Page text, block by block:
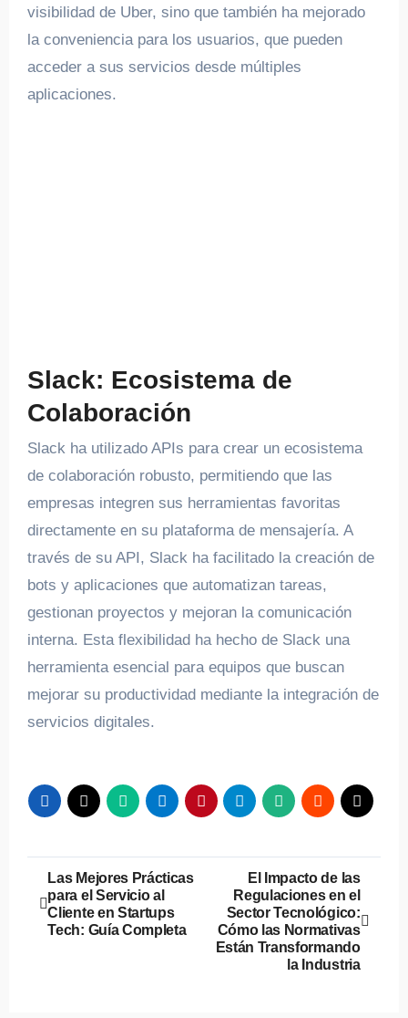
visibilidad de Uber, sino que también ha mejorado
la conveniencia para los usuarios, que pueden
acceder a sus servicios desde múltiples
aplicaciones.
Slack: Ecosistema de
Colaboración
Slack ha utilizado APIs para crear un ecosistema
de colaboración robusto, permitiendo que las
empresas integren sus herramientas favoritas
directamente en su plataforma de mensajería. A
través de su API, Slack ha facilitado la creación de
bots y aplicaciones que automatizan tareas,
gestionan proyectos y mejoran la comunicación
interna. Esta flexibilidad ha hecho de Slack una
herramienta esencial para equipos que buscan
mejorar su productividad mediante la integración de
servicios digitales.
Navegación
de
Las Mejores Prácticas
para el Servicio al
Cliente en Startups
Tech: Guía Completa
El Impacto de las
Regulaciones en el
Sector Tecnológico:
Cómo las Normativas
Están Transformando
la Industria